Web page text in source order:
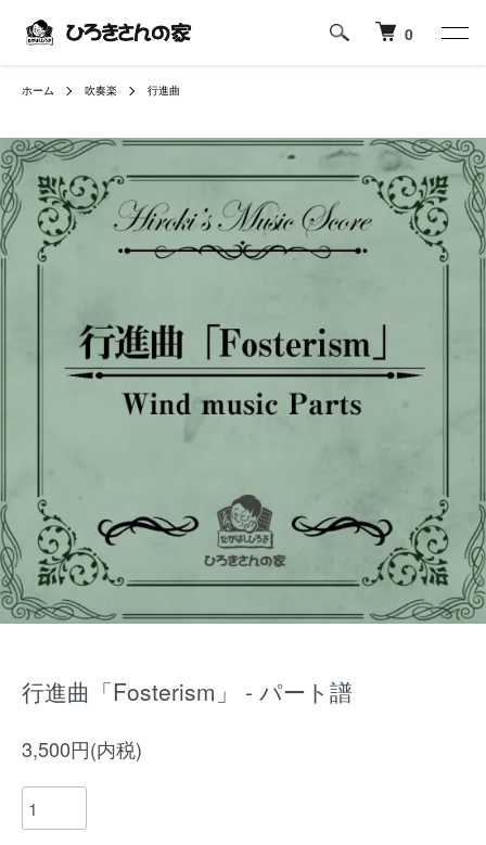
0
ホーム 吹奏楽 行進曲
行進曲「Fosterism」 - パート譜
3,500円(内税)